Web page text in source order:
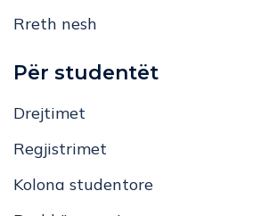
Rreth nesh
Për studentët
Drejtimet
Regjistrimet
Kolona studentore